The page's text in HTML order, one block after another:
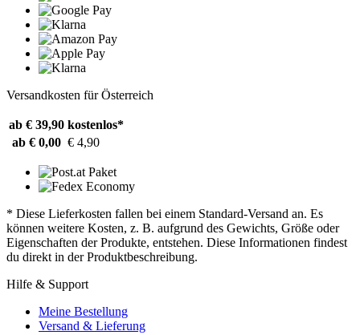
Versandkosten für Österreich
ab € 39,90 kostenlos*
ab € 0,00 € 4,90
* Diese Lieferkosten fallen bei einem Standard-Versand an. Es
können weitere Kosten, z. B. aufgrund des Gewichts, Größe oder
Eigenschaften der Produkte, entstehen. Diese Informationen findest
du direkt in der Produktbeschreibung.
Hilfe & Support
Meine Bestellung
Versand & Lieferung